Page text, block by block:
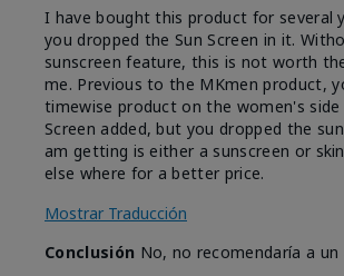
I have bought this product for several
you dropped the Sun Screen in it.
sunscreen feature, this is not worth
me. Previous to the MKmen product,
timewise product on the women's side
Screen added, but you dropped the
am getting is either a sunscreen or
else where for a better price.
Mostrar Traducción
Conclusión No, no recomendaría a un